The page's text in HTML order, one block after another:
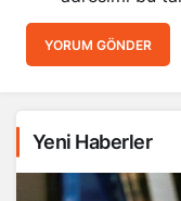
YORUM GÖNDER
Yeni Haberler